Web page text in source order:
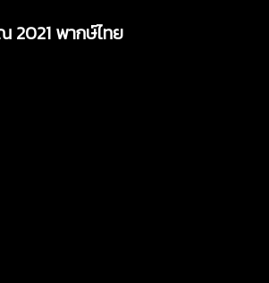
2021 พากษ์ไทย